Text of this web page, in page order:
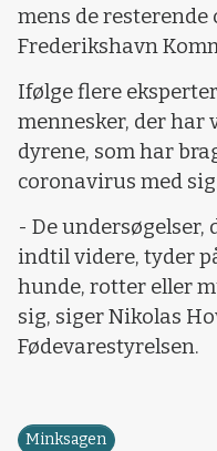
mens de
Frederikshavn
Ifølge flere
mennesker, der
dyrene, som har
coronavirus med
- De
indtil videre, tyder
hunde, rotter eller
sig, siger Nikolas
Fødevarestyrelsen.
Minksagen